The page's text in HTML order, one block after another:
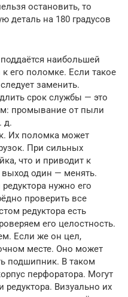
остановить, то
деталь на 180 градусов
наибольшей
его поломке. Если такое
заменить.
срок службы — это
промывание от пыли
д.
Их поломка может
При сильных
что и приводит к
один — менять.
нужно его
проверить все
редуктора есть
его целостность.
Если же он цел,
месте. Оно может
подшипник. В таком
перфоратора. Могут
редуктора. Визуально их